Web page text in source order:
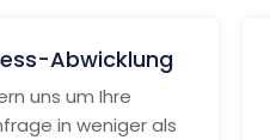
Abwicklung
uns um Ihre
in weniger als